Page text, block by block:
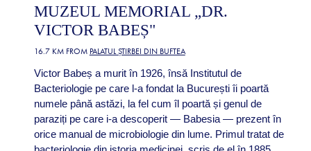
MUZEUL MEMORIAL „DR.
VICTOR BABEȘ"
16.7 KM FROM PALATUL ȘTIRBEI DIN BUFTEA
Victor Babeș a murit în 1926, însă Institutul de
Bacteriologie pe care l-a fondat la București îi poartă
numele până astăzi, la fel cum îl poartă și genul de
paraziți pe care i-a descoperit — Babesia — prezent în
orice manual de microbiologie din lume. Primul tratat de